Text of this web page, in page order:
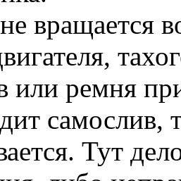
вращается
или ремня
самослив,
Тут